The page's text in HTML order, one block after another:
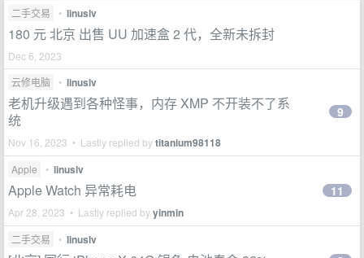
二手交易 • linuslv
180 元 北京 出售 UU 加速盒 2 代，全新未拆封
Dec 6, 2023
云修电脑
• linuslv
老机升级遇到各种怪事，内存 XMP 不开装不了系
统
Nov 16, 2023 • Lastly replied bytitanium98118
9
Apple • linuslv
Apple Watch 异常耗电
Apr 28, 2023 • Lastly replied byyinmin
11
二手交易 • linuslv